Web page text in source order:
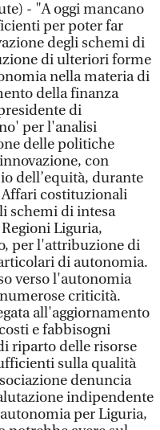
- "A oggi mancano
per poter far
degli schemi di
di ulteriori forme
nella materia di
della finanza
di
per l'analisi
delle politiche
con
dell’equità, durante
costituzionali
schemi di intesa
Liguria,
per l'attribuzione di
di autonomia.
verso l'autonomia
criticità.
all'aggiornamento
e fabbisogni
riparto delle risorse
sulla qualità
denuncia
indipendente
per Liguria,